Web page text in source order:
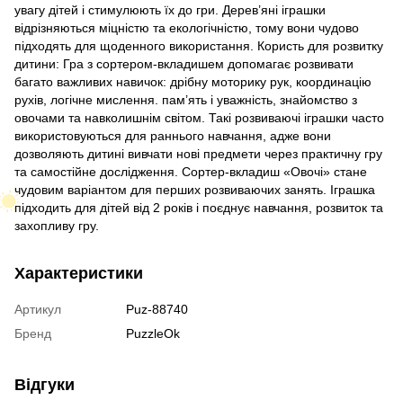
увагу дітей і стимулюють їх до гри. Дерев’яні іграшки
відрізняються міцністю та екологічністю, тому вони чудово
підходять для щоденного використання. Користь для розвитку
дитини: Гра з сортером-вкладишем допомагає розвивати
багато важливих навичок: дрібну моторику рук, координацію
рухів, логічне мислення. пам’ять і уважність, знайомство з
овочами та навколишнім світом. Такі розвиваючі іграшки часто
використовуються для раннього навчання, адже вони
дозволяють дитині вивчати нові предмети через практичну гру
та самостійне дослідження. Сортер-вкладиш «Овочі» стане
чудовим варіантом для перших розвиваючих занять. Іграшка
підходить для дітей від 2 років і поєднує навчання, розвиток та
захопливу гру.
Характеристики
Артикул
Puz-88740
Бренд
PuzzleOk
Відгуки